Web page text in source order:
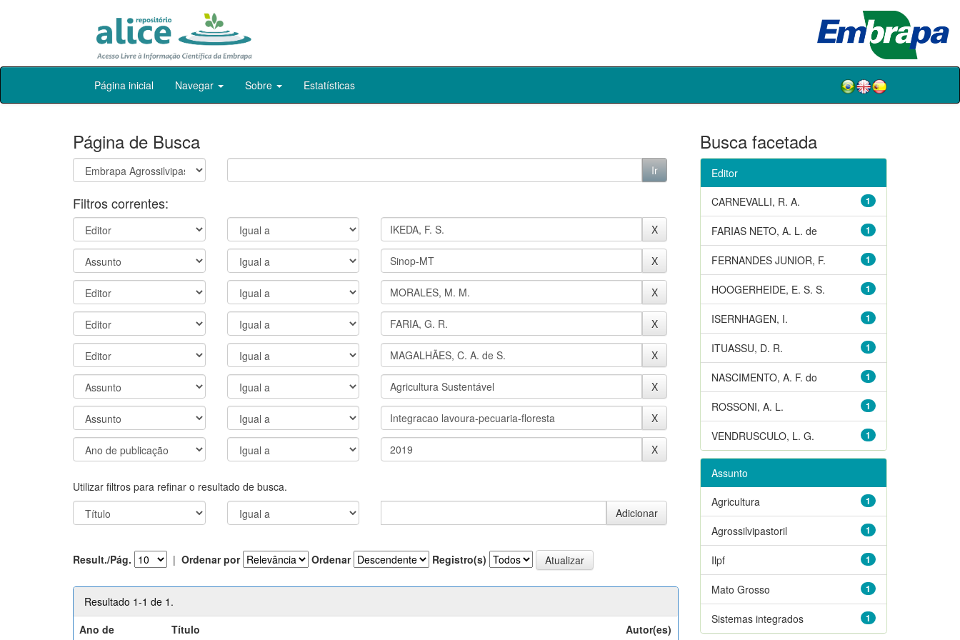
Skip
Página inicial Navegar Sobre Estatísticas
Página de Busca
Filtros correntes:
Utilizar filtros para refinar o resultado de busca.
Result./Pág. | Ordenar por Ordenar Registro(s)
Resultado 1-1 de 1.
Ano de
Título Autor(es)
Busca facetada
Editor
1
CARNEVALLI, R. A.
1
FARIAS NETO, A. L. de
1
FERNANDES JUNIOR, F.
1
HOOGERHEIDE, E. S. S.
1
ISERNHAGEN, I.
1
ITUASSU, D. R.
1
NASCIMENTO, A. F. do
1
ROSSONI, A. L.
1
VENDRUSCULO, L. G.
Assunto
1
Agricultura
1
Agrossilvipastoril
1
Ilpf
1
Mato Grosso
1
Sistemas integrados